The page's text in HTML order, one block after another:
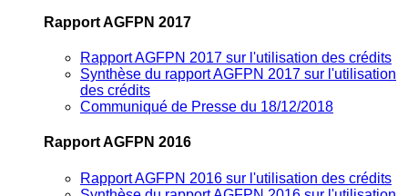
Rapport AGFPN 2017
Rapport AGFPN 2017 sur l'utilisation des crédits
Synthèse du rapport AGFPN 2017 sur l'utilisation
des crédits
Communiqué de Presse du 18/12/2018
Rapport AGFPN 2016
Rapport AGFPN 2016 sur l'utilisation des crédits